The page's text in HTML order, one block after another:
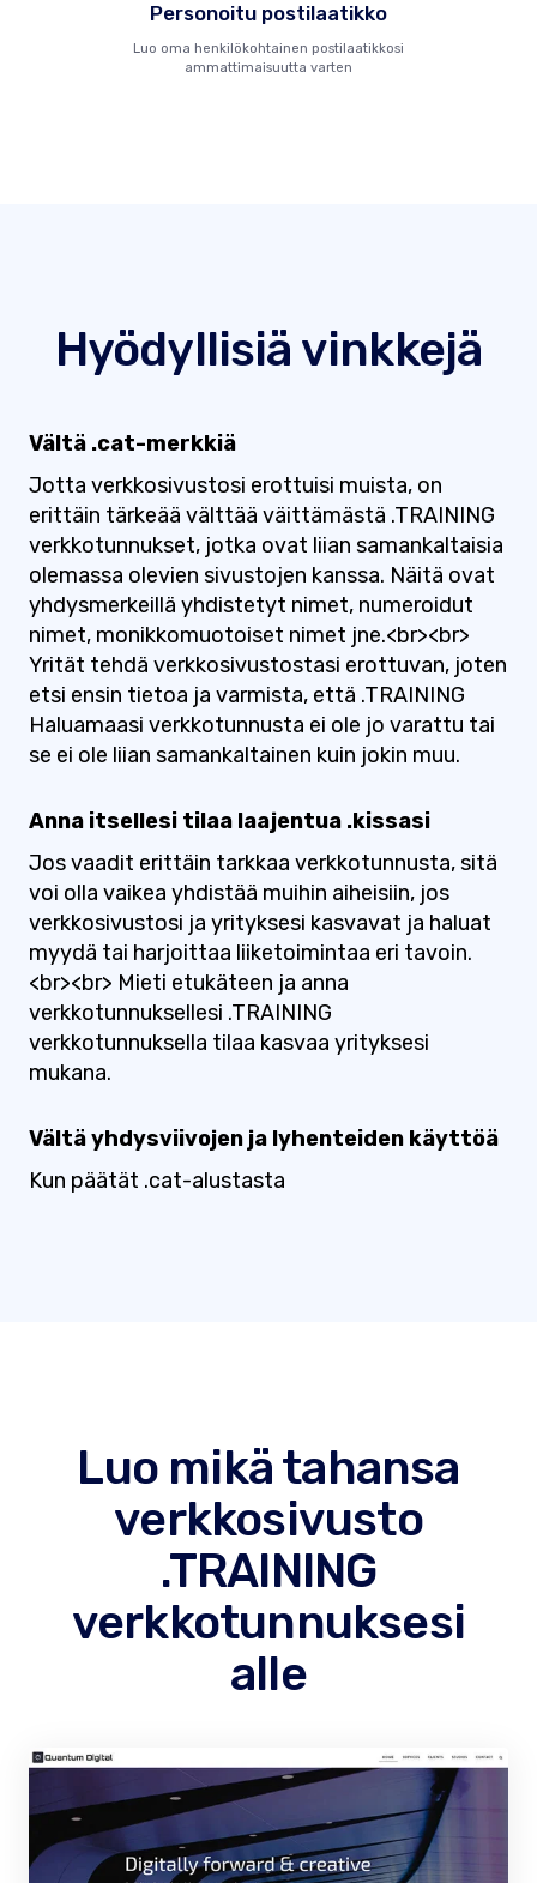
Personoitu postilaatikko
Luo oma henkilökohtainen postilaatikkosi
ammattimaisuutta varten
Hyödyllisiä vinkkejä
Vältä .cat-merkkiä
Jotta verkkosivustosi erottuisi muista, on
erittäin tärkeää välttää väittämästä .TRAINING
verkkotunnukset, jotka ovat liian samankaltaisia ​​
olemassa olevien sivustojen kanssa. Näitä ovat
yhdysmerkeillä yhdistetyt nimet, numeroidut
nimet, monikkomuotoiset nimet jne.<br><br>
Yrität tehdä verkkosivustostasi erottuvan, joten
etsi ensin tietoa ja varmista, että .TRAINING
Haluamaasi verkkotunnusta ei ole jo varattu tai
se ei ole liian samankaltainen kuin jokin muu.
Anna itsellesi tilaa laajentua .kissasi
Jos vaadit erittäin tarkkaa verkkotunnusta, sitä
voi olla vaikea yhdistää muihin aiheisiin, jos
verkkosivustosi ja yrityksesi kasvavat ja haluat
myydä tai harjoittaa liiketoimintaa eri tavoin.
<br><br> Mieti etukäteen ja anna
verkkotunnuksellesi .TRAINING
verkkotunnuksella tilaa kasvaa yrityksesi
mukana.
Vältä yhdysviivojen ja lyhenteiden käyttöä
Kun päätät .cat-alustasta
Luo mikä tahansa
verkkosivusto
.TRAINING
verkkotunnuksesi
alle